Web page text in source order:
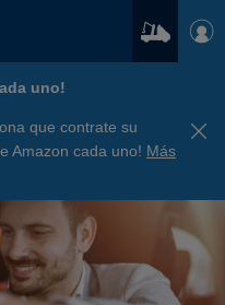
uno!
que contrate su
Amazon cada uno! Más